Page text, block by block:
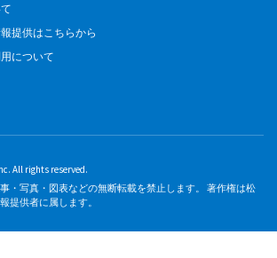
提供はこちらから
について
All rights reserved.
・写真・図表などの無断転載を禁止します。 著作権は松
提供者に属します。